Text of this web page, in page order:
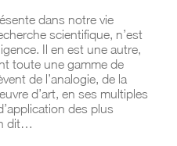
dans notre vie
scientifique, n’est
Il en est une autre,
toute une gamme de
de l’analogie, de la
d’art, en ses multiples
des plus
dit…